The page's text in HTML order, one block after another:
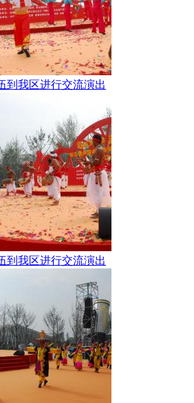
到我区进行交流演出
到我区进行交流演出